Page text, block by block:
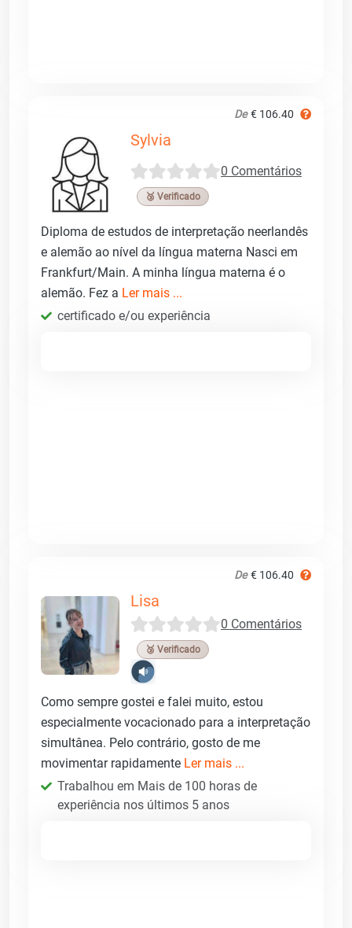
De € 106.40
Sylvia
0 Comentários
🥉 Verificado
Diploma de estudos de interpretação neerlandês
e alemão ao nível da língua materna Nasci em
Frankfurt/Main. A minha língua materna é o
alemão. Fez a Ler mais ...
certificado e/ou experiência
De € 106.40
Lisa
0 Comentários
🥉 Verificado
Como sempre gostei e falei muito, estou
especialmente vocacionado para a interpretação
simultânea. Pelo contrário, gosto de me
movimentar rapidamente Ler mais ...
Trabalhou em Mais de 100 horas de
experiência nos últimos 5 anos